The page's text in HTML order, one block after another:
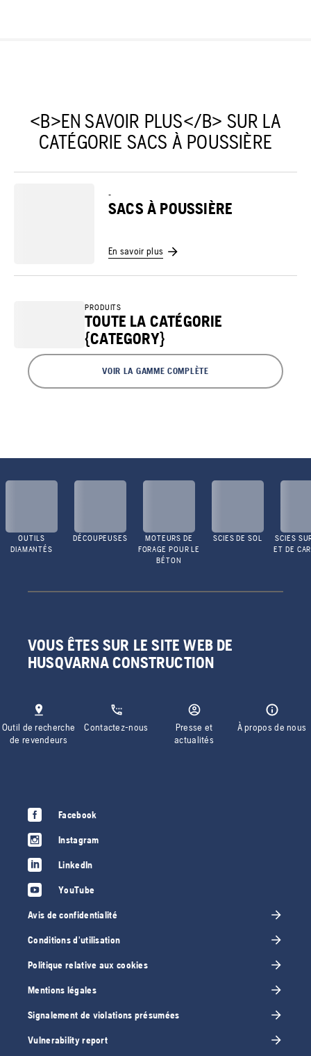
<B>EN SAVOIR PLUS</B> SUR LA
CATÉGORIE SACS À POUSSIÈRE
-
SACS À POUSSIÈRE
En savoir plus
PRODUITS
TOUTE LA CATÉGORIE
{CATEGORY}
VOIR LA GAMME COMPLÈTE
OUTILS
DIAMANTÉS
DÉCOUPEUSES
MOTEURS DE
FORAGE POUR LE
BÉTON
SCIES DE SOL
SCIES
ET DE
VOUS ÊTES SUR LE SITE WEB DE
HUSQVARNA CONSTRUCTION
Outil de recherche
de revendeurs
Contactez-nous
Presse et
actualités
À propos de nous
Facebook
Instagram
LinkedIn
YouTube
Avis de confidentialité
Conditions d'utilisation
Politique relative aux cookies
Mentions légales
Signalement de violations présumées
Vulnerability report